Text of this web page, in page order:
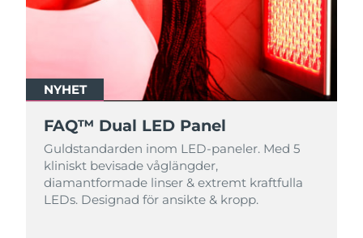
NYHET
FAQ™ Dual LED Panel
Guldstandarden inom LED-paneler. Med 5
kliniskt bevisade våglängder,
diamantformade linser & extremt kraftfulla
LEDs. Designad för ansikte & kropp.